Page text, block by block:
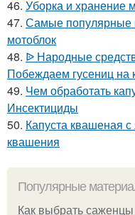
46. Уборка и хранение
47. Самые популярные
мотоблок
48. ᐉ Народные
Побеждаем гусениц на
49. Чем обработать
Инсектициды
50. Капуста квашеная
квашения
Популярные
Как выбрать саженцы